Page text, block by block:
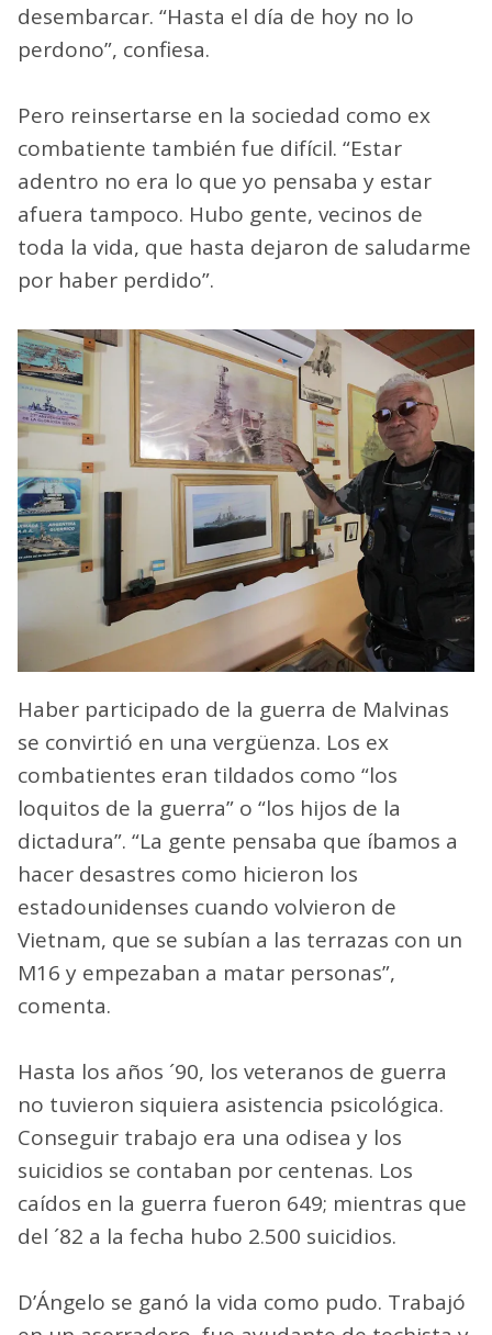
desembarcar. “Hasta el día de hoy no lo
perdono”, confiesa.
Pero reinsertarse en la sociedad como ex
combatiente también fue difícil. “Estar
adentro no era lo que yo pensaba y estar
afuera tampoco. Hubo gente, vecinos de
toda la vida, que hasta dejaron de saludarme
por haber perdido”.
Haber participado de la guerra de Malvinas
se convirtió en una vergüenza. Los ex
combatientes eran tildados como “los
loquitos de la guerra” o “los hijos de la
dictadura”. “La gente pensaba que íbamos a
hacer desastres como hicieron los
estadounidenses cuando volvieron de
Vietnam, que se subían a las terrazas con un
M16 y empezaban a matar personas”,
comenta.
Hasta los años ´90, los veteranos de guerra
no tuvieron siquiera asistencia psicológica.
Conseguir trabajo era una odisea y los
suicidios se contaban por centenas. Los
caídos en la guerra fueron 649; mientras que
del ´82 a la fecha hubo 2.500 suicidios.
D’Ángelo se ganó la vida como pudo. Trabajó